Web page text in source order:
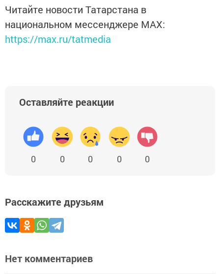
Читайте новости Татарстана в
национальном мессенджере MАХ:
https://max.ru/tatmedia
Оставляйте реакции
0 0 0 0 0
Расскажите друзьям
Нет комментариев